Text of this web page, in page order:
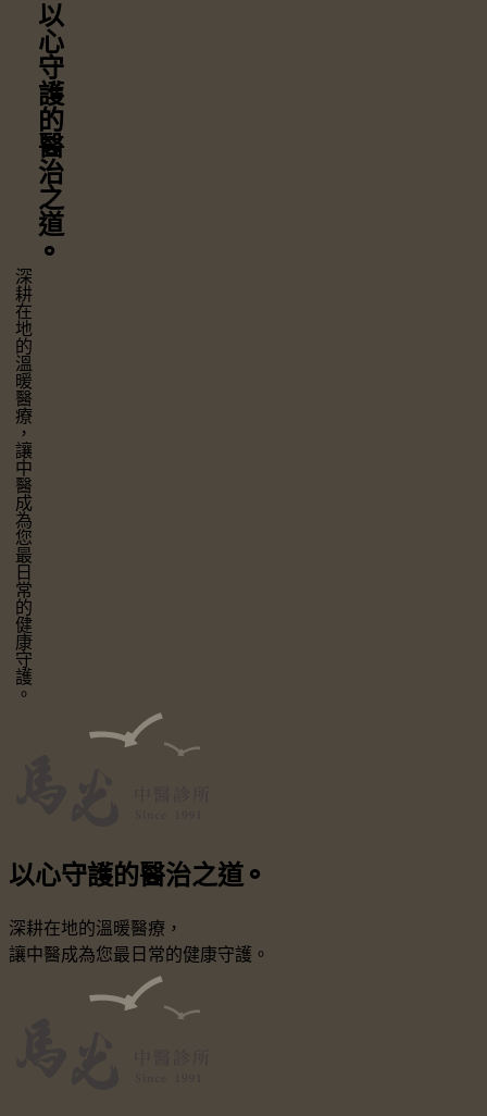
以心守護
的醫治之道
⚬
深耕在地的溫暖醫療，
讓中醫成為您最日常的健康守護。
以心守護的醫治之道 ⚬
深耕在地的溫暖醫療，
讓中醫成為您最日常的健康守護。